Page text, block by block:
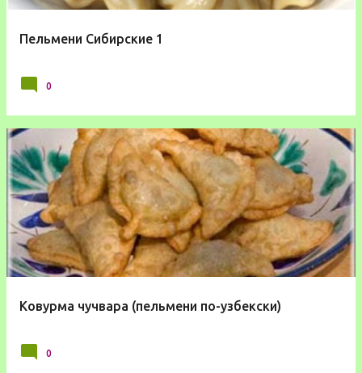
Пельмени Сибирские 1
0
Ковурма чучвара (пельмени по-узбекски)
0